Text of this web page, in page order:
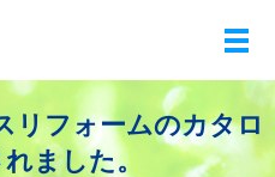
メ
リフォームのカタロ
ました。